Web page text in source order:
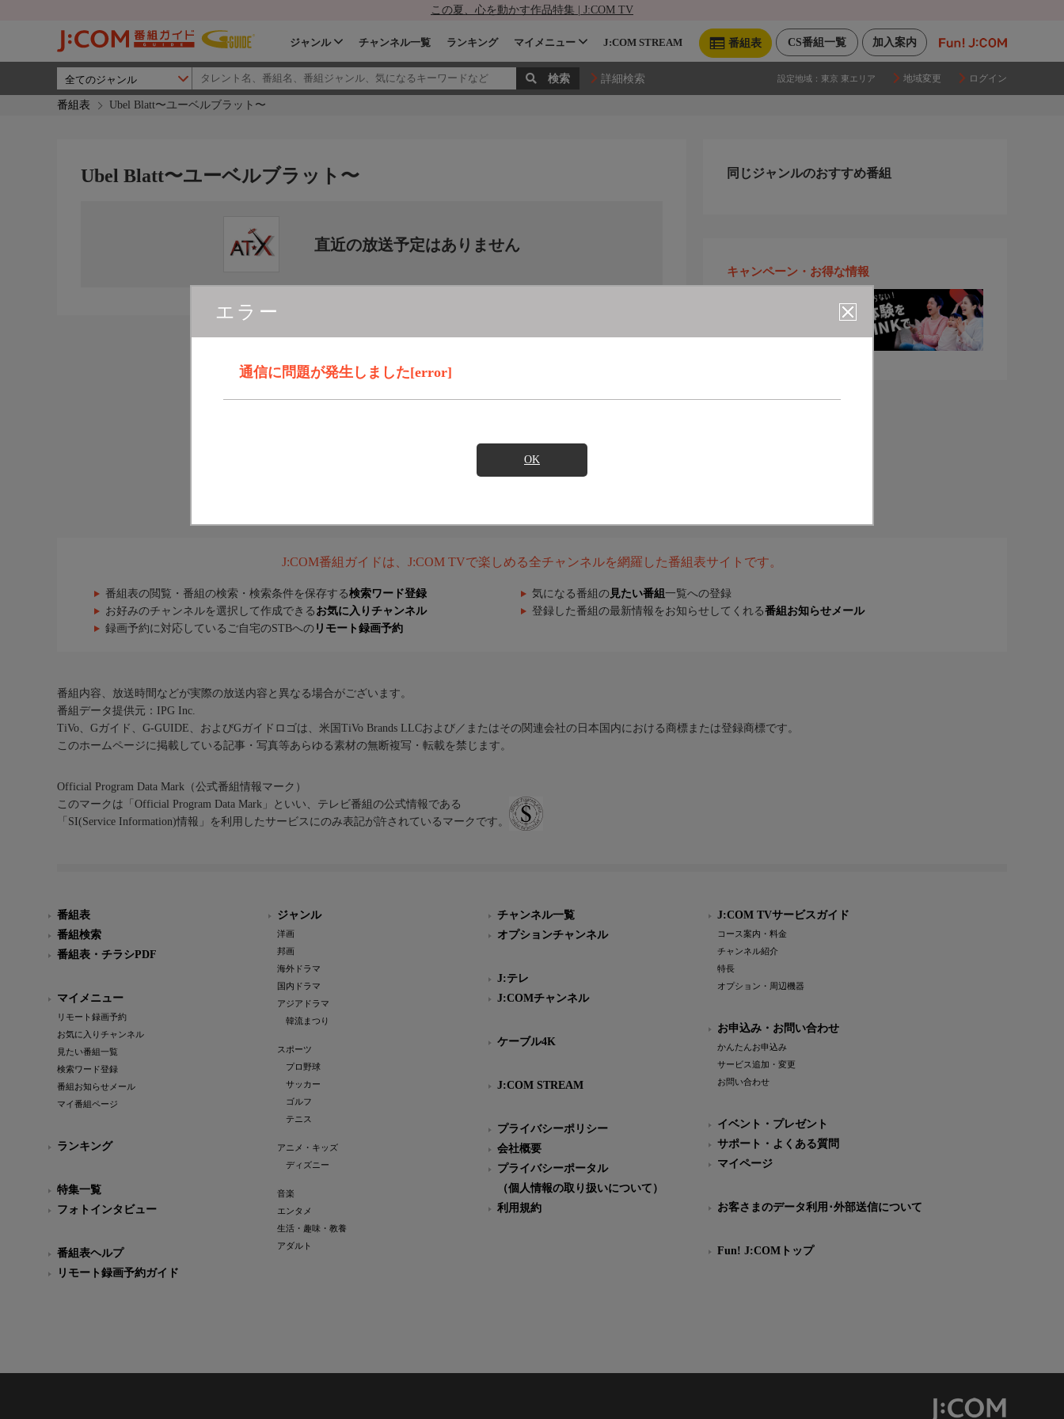
この夏、心を動かす作品特集 | J:COM TV
加入案内
CS番組一覧
番組表
ジャンル チャンネル一覧 ランキング マイメニュー J:COM STREAM
詳細検索 設定地域： 東京 東エリア 地域変更 ログイン
番組表 Ubel Blatt〜ユーベルブラット〜
エラー
通信に問題が発生しました[error]
OK
Ubel Blatt〜ユーベルブラット〜
直近の放送予定はありません
同じジャンルのおすすめ番組
キャンペーン・お得な情報
J:COM番組ガイドは、J:COM TVで楽しめる全チャンネルを網羅した番組表サイトです。
番組表の閲覧・番組の検索・検索条件を保存する検索ワード登録 気になる番組の 見たい番組 一覧への登録
お好みのチャンネルを選択して作成できる お気に入りチャンネル 登録した番組の最新情報をお知らせしてくれる番組お知らせメール
録画予約に対応しているご自宅のSTBへの リモート録画予約
番組内容、放送時間などが実際の放送内容と異なる場合がございます。
番組データ提供元：IPG Inc.
TiVo、Gガイド、G-GUIDE、およびGガイドロゴは、米国TiVo Brands LLCおよび／またはその関連会社の日本国内における商標または登録商標です。
このホームページに掲載している記事・写真等あらゆる素材の無断複写・転載を禁じます。
Official Program Data Mark（公式番組情報マーク）
このマークは「Official Program Data Mark」といい、テレビ番組の公式情報である
「SI(Service Information)情報」を利用したサービスにのみ表記が許されているマークです。
番組表
番組検索
番組表・チラシPDF
マイメニュー
リモート録画予約
お気に入りチャンネル
見たい番組一覧
検索ワード登録
番組お知らせメール
マイ番組ページ
ランキング
特集一覧
フォトインタビュー
番組表ヘルプ
リモート録画予約ガイド
ジャンル
洋画
邦画
海外ドラマ
国内ドラマ
アジアドラマ
韓流まつり
スポーツ
プロ野球
サッカー
ゴルフ
テニス
アニメ・キッズ
ディズニー
音楽
エンタメ
生活・趣味・教養
アダルト
チャンネル一覧
オプションチャンネル
J:テレ
J:COMチャンネル
ケーブル4K
J:COM STREAM
プライバシーポリシー
会社概要
プライバシーポータル
（個人情報の取り扱いについて）
利用規約
J:COM TVサービスガイド
コース案内・料金
チャンネル紹介
特長
オプション・周辺機器
お申込み・お問い合わせ
かんたんお申込み
サービス追加・変更
お問い合わせ
イベント・プレゼント
サポート・よくある質問
マイページ
お客さまのデータ利用･外部送信について
Fun! J:COMトップ